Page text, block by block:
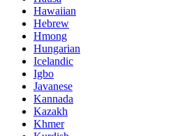
Hawaiian
Hebrew
Hmong
Hungarian
Icelandic
Igbo
Javanese
Kannada
Kazakh
Khmer